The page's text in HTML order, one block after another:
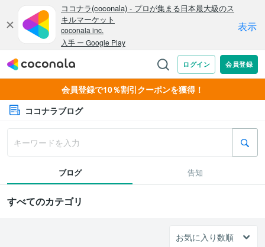
会員登録で10％割引クーポンを獲得！
ココナラブログ
ブログ 告知
すべてのカテゴリ